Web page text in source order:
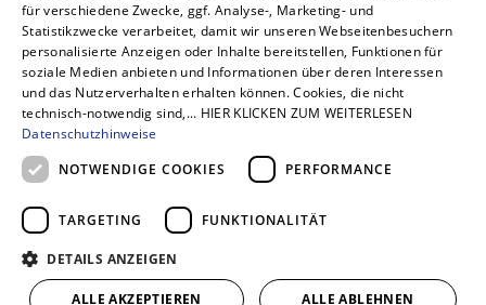
für verschiedene Zwecke, ggf. Analyse-, Marketing- und
Statistikzwecke verarbeitet, damit wir unseren Webseitenbesuchern
personalisierte Anzeigen oder Inhalte bereitstellen, Funktionen für
soziale Medien anbieten und Informationen über deren Interessen
und das Nutzerverhalten erhalten können. Cookies, die nicht
technisch-notwendig sind,... HIER KLICKEN ZUM WEITERLESEN
Datenschutzhinweise
NOTWENDIGE COOKIES
PERFORMANCE
TARGETING FUNKTIONALITÄT
DETAILS ANZEIGEN
ALLE AKZEPTIEREN ALLE ABLEHNEN